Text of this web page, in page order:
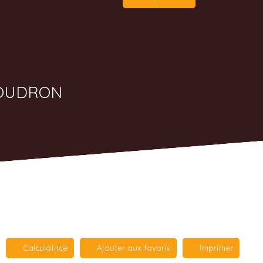
Calculatrice Ajouter aux favoris Imprimer